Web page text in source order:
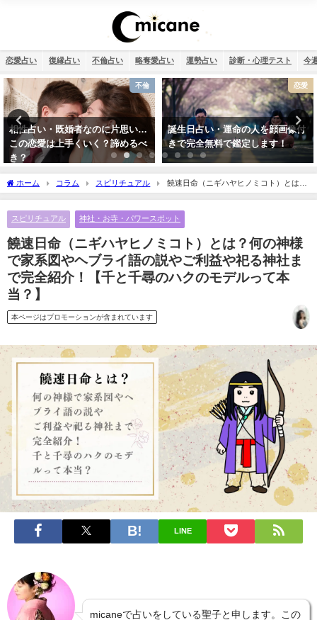
恋愛占い 復縁占い 不倫占い 略奪愛占い 運勢占い 診断・心理テスト 今
恋愛
誕生日占い・運命の人を顔画像付
きで完全無料で鑑定します！
スピリチュアル
2026年のラッキーパワーストーン
はカーネリアン！恋愛・仕事運が
急上昇する理由
ホーム コラム スピリチュアル
饒速日命（ニギハヤヒノミコト）とは？
何の神様で家系図やヘブライ語の説やご利益や祀る神社まで完全紹介！【千と千尋の
スピリチュアル
神社・お寺・パワースポット
饒速日命（ニギハヤヒノミコト）とは？何の神様
で家系図やヘブライ語の説やご利益や祀る神社ま
で完全紹介！【千と千尋のハクのモデルって本
当？】
本ページはプロモーションが含まれています
LINE
micaneで占いをしている聖子と申します。この